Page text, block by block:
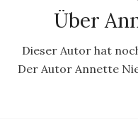
Über
Dieser Autor hat
Der Autor Annette